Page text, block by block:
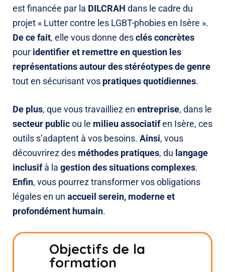
est financée par la DILCRAH dans le cadre du
projet « Lutter contre les LGBT-phobies en Isère ».
De ce fait, elle vous donne desclés concrètes
pour identifier et remettre en question les
représentations autour des stéréotypes de genre
tout en sécurisant vos pratiques quotidiennes.
De plus, que vous travailliez en entreprise, dans le
secteur publicou le milieu associatifen Isère, ces
outils s’adaptent à vos besoins. Ainsi, vous
découvrirez des méthodes pratiques, du langage
inclusifà la gestion des situations complexes.
Enfin, vous pourrez transformer vos obligations
légales en un accueil serein, moderne et
profondément humain.
Objectifs de la
formation